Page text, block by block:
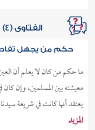
الفتاوى (4)
حكم من يجهل
ما حكم من كان لا يعلم أن
معيشته بين المسلمين، وإن كان
يعتقد أنها كانت في شريعة
المزيد